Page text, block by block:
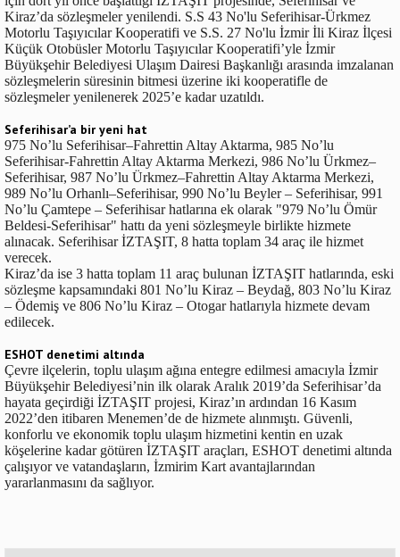
Kiraz’da sözleşmeler yenilendi. S.S 43 No'lu Seferihisar-Ürkmez
Motorlu Taşıyıcılar Kooperatifi ve S.S. 27 No'lu İzmir İli Kiraz İlçesi
Küçük Otobüsler Motorlu Taşıyıcılar Kooperatifi’yle İzmir
Büyükşehir Belediyesi Ulaşım Dairesi Başkanlığı arasında imzalanan
sözleşmelerin süresinin bitmesi üzerine iki kooperatifle de
sözleşmeler yenilenerek 2025’e kadar uzatıldı.
Seferihisar’a bir yeni hat
975 No’lu Seferihisar–Fahrettin Altay Aktarma, 985 No’lu
Seferihisar-Fahrettin Altay Aktarma Merkezi, 986 No’lu Ürkmez–
Seferihisar, 987 No’lu Ürkmez–Fahrettin Altay Aktarma Merkezi,
989 No’lu Orhanlı–Seferihisar, 990 No’lu Beyler – Seferihisar, 991
No’lu Çamtepe – Seferihisar hatlarına ek olarak "979 No’lu Ömür
Beldesi-Seferihisar" hattı da yeni sözleşmeyle birlikte hizmete
alınacak. Seferihisar İZTAŞIT, 8 hatta toplam 34 araç ile hizmet
verecek.
Kiraz’da ise 3 hatta toplam 11 araç bulunan İZTAŞIT hatlarında, eski
sözleşme kapsamındaki 801 No’lu Kiraz – Beydağ, 803 No’lu Kiraz
– Ödemiş ve 806 No’lu Kiraz – Otogar hatlarıyla hizmete devam
edilecek.
ESHOT denetimi altında
Çevre ilçelerin, toplu ulaşım ağına entegre edilmesi amacıyla İzmir
Büyükşehir Belediyesi’nin ilk olarak Aralık 2019’da Seferihisar’da
hayata geçirdiği İZTAŞIT projesi, Kiraz’ın ardından 16 Kasım
2022’den itibaren Menemen’de de hizmete alınmıştı. Güvenli,
konforlu ve ekonomik toplu ulaşım hizmetini kentin en uzak
köşelerine kadar götüren İZTAŞIT araçları, ESHOT denetimi altında
çalışıyor ve vatandaşların, İzmirim Kart avantajlarından
yararlanmasını da sağlıyor.